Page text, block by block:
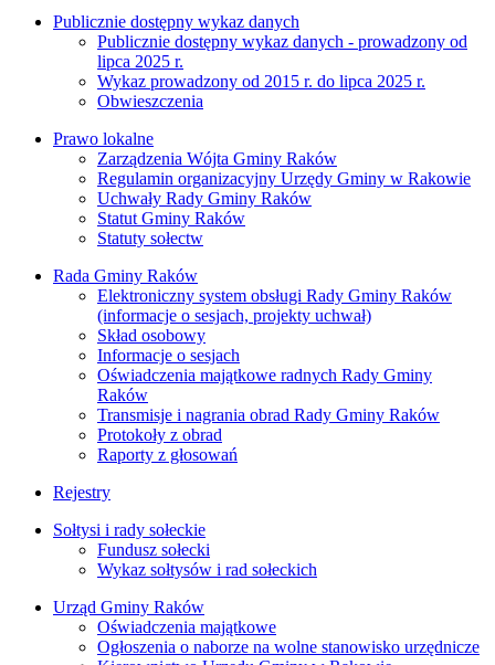
Publicznie dostępny wykaz danych
Publicznie dostępny wykaz danych - prowadzony od
lipca 2025 r.
Wykaz prowadzony od 2015 r. do lipca 2025 r.
Obwieszczenia
Prawo lokalne
Zarządzenia Wójta Gminy Raków
Regulamin organizacyjny Urzędy Gminy w Rakowie
Uchwały Rady Gminy Raków
Statut Gminy Raków
Statuty sołectw
Rada Gminy Raków
Elektroniczny system obsługi Rady Gminy Raków
(informacje o sesjach, projekty uchwał)
Skład osobowy
Informacje o sesjach
Oświadczenia majątkowe radnych Rady Gminy
Raków
Transmisje i nagrania obrad Rady Gminy Raków
Protokoły z obrad
Raporty z głosowań
Rejestry
Sołtysi i rady sołeckie
Fundusz sołecki
Wykaz sołtysów i rad sołeckich
Urząd Gminy Raków
Oświadczenia majątkowe
Ogłoszenia o naborze na wolne stanowisko urzędnicze